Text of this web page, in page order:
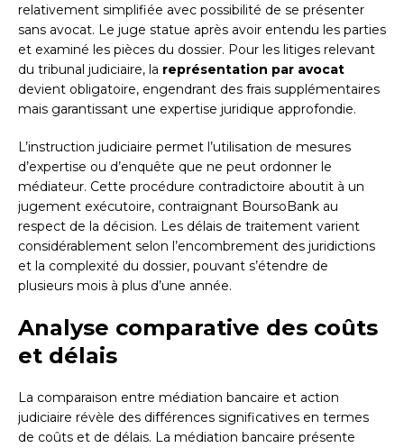
relativement simplifiée avec possibilité de se présenter
sans avocat. Le juge statue après avoir entendu les parties
et examiné les pièces du dossier. Pour les litiges relevant
du tribunal judiciaire, la représentation par avocat
devient obligatoire, engendrant des frais supplémentaires
mais garantissant une expertise juridique approfondie.
L’instruction judiciaire permet l’utilisation de mesures
d’expertise ou d’enquête que ne peut ordonner le
médiateur. Cette procédure contradictoire aboutit à un
jugement exécutoire, contraignant BoursoBank au
respect de la décision. Les délais de traitement varient
considérablement selon l’encombrement des juridictions
et la complexité du dossier, pouvant s’étendre de
plusieurs mois à plus d’une année.
Analyse comparative des coûts
et délais
La comparaison entre médiation bancaire et action
judiciaire révèle des différences significatives en termes
de coûts et de délais. La médiation bancaire présente